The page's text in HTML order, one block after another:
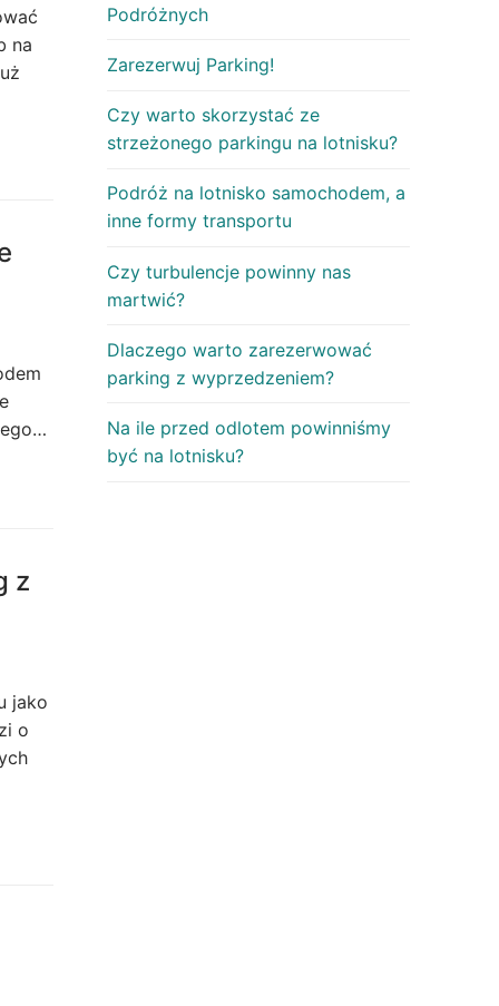
na
z
jako
o
Podróżnych
Zarezerwuj Parking!
Czy warto skorzystać ze
strzeżonego parkingu na lotnisku?
Podróż na lotnisko samochodem, a
inne formy transportu
Czy turbulencje powinny nas
martwić?
Dlaczego warto zarezerwować
parking z wyprzedzeniem?
Na ile przed odlotem powinniśmy
być na lotnisku?